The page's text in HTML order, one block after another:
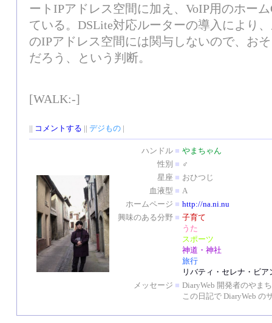
ートIPアドレス空間に加え、VoIP用のホー
ている。DSLite対応ルーターの導入により
のIPアドレス空間には関与しないので、お
だろう、という判断。
[WALK:-]
|| コメントする || デジもの |
ハンドル ■ やまちゃん
性別 ■ ♂
星座 ■ おひつじ
血液型 ■ A
ホームページ ■ http://na.ni.nu
興味のある分野 ■ 子育て
うた
スポーツ
神道・神社
旅行
リバティ・セレナ・ビア
メッセージ ■ DiaryWeb 開発者のやま
この日記で DiaryWeb